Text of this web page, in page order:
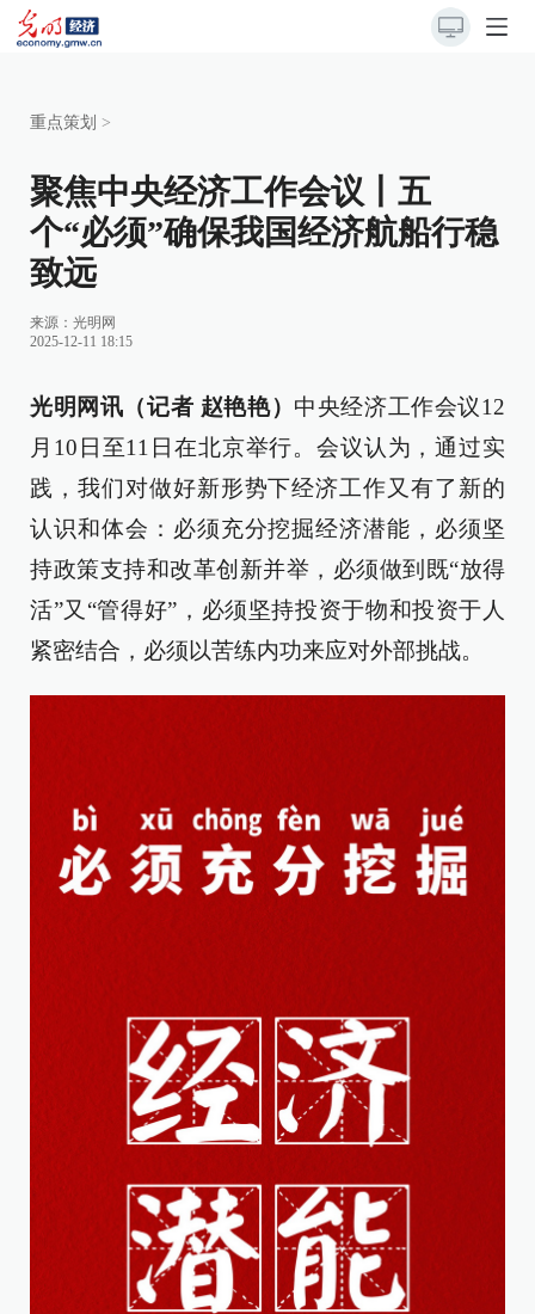
重点策划 >
聚焦中央经济工作会议丨五
个“必须”确保我国经济航船行稳
致远
来源： 光明网
2025-12-11 18:15
光明网讯（记者 赵艳艳） 中央经济工作会议12
月10日至11日在北京举行。会议认为，通过实
践，我们对做好新形势下经济工作又有了新的
认识和体会：必须充分挖掘经济潜能，必须坚
持政策支持和改革创新并举，必须做到既“放得
活”又“管得好”，必须坚持投资于物和投资于人
紧密结合，必须以苦练内功来应对外部挑战。